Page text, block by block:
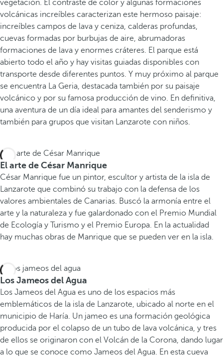
vegetación. El contraste de color y algunas formaciones
volcánicas increíbles caracterizan este hermoso paisaje:
increíbles campos de lava y ceniza, calderas profundas,
cuevas formadas por burbujas de aire, abrumadoras
formaciones de lava y enormes cráteres. El parque está
abierto todo el año y hay visitas guiadas disponibles con
transporte desde diferentes puntos. Y muy próximo al parque
se encuentra La Geria, destacada también por su paisaje
volcánico y por su famosa producción de vino. En definitiva,
una aventura de un día ideal para amantes del senderismo y
también para grupos que visitan Lanzarote con niños.
El arte de César Manrique
César Manrique fue un pintor, escultor y artista de la isla de
Lanzarote que combinó su trabajo con la defensa de los
valores ambientales de Canarias. Buscó la armonía entre el
arte y la naturaleza y fue galardonado con el Premio Mundial
de Ecología y Turismo y el Premio Europa. En la actualidad
hay muchas obras de Manrique que se pueden ver en la isla.
Los Jameos del Agua
Los Jameos del Agua es uno de los espacios más
emblemáticos de la isla de Lanzarote, ubicado al norte en el
municipio de Haría. Un jameo es una formación geológica
producida por el colapso de un tubo de lava volcánica, y tres
de ellos se originaron con el Volcán de la Corona, dando lugar
a lo que se conoce como Jameos del Agua. En esta cueva